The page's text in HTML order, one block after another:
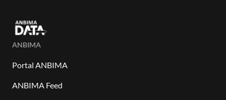
ANBIMA
Portal ANBIMA
ANBIMA Feed